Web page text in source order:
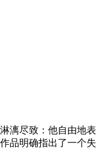
漓尽致：他自由地表
品明确指出了一个失